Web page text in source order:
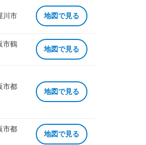
川市 地図で見る
市鶴
地図で見る
市都
地図で見る
市都
地図で見る